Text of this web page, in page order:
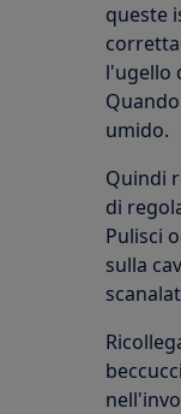
queste
l'ugello
umido.
Quindi
di
Pulisci
sulla